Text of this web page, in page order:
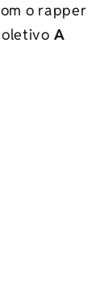
o rapper
A